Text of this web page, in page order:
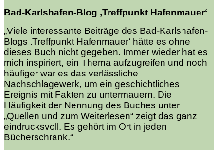
Bad-Karlshafen-Blog ‚Treffpunkt Hafenmauer‘
„Viele interessante Beiträge des Bad-Karlshafen-
Blogs ‚Treffpunkt Hafenmauer‘ hätte es ohne
dieses Buch nicht gegeben. Immer wieder hat es
mich inspiriert, ein Thema aufzugreifen und noch
häufiger war es das verlässliche
Nachschlagewerk, um ein geschichtliches
Ereignis mit Fakten zu untermauern. Die
Häufigkeit der Nennung des Buches unter
„Quellen und zum Weiterlesen“ zeigt das ganz
eindrucksvoll. Es gehört im Ort in jeden
Bücherschrank.“